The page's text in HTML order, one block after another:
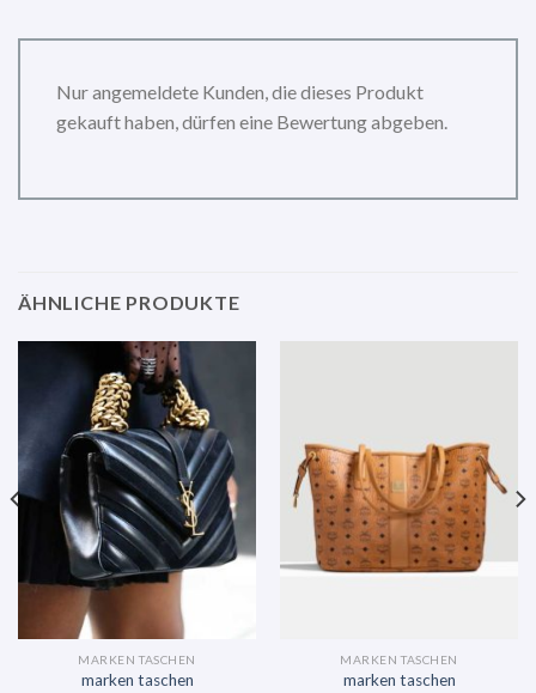
Nur angemeldete Kunden, die dieses Produkt
gekauft haben, dürfen eine Bewertung abgeben.
ÄHNLICHE PRODUKTE
MARKEN TASCHEN
marken taschen
MARKEN TASCHEN
marken taschen